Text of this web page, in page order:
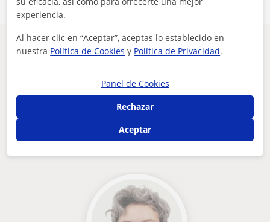
¿Hay algún error en este perfil?Cuéntanos
Danza
Barcelona
clases grupales de danza teatro para adultas
Otros profesores de Danza en Cerdanyola
del Vallès que pueden interesarte
experiencia.
Al hacer clic en “Aceptar”, aceptas lo establecido en
nuestra Política de Cookies y Política de Privacidad.
Panel de Cookies
Rechazar
Aceptar